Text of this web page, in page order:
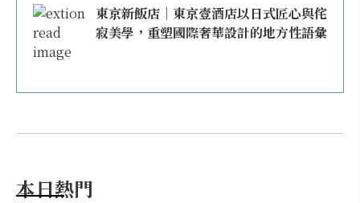
東京新飯店｜東京壹酒店以日式匠心與侘
寂美學，重塑國際奢華設計的地方性語彙
本日熱門